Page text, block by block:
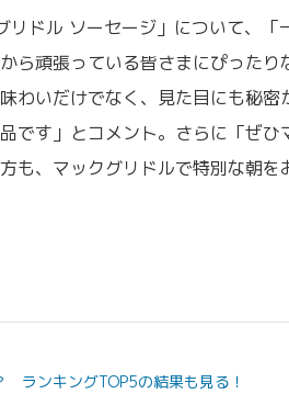
ドル ソーセージ」について、「
ら頑張っている皆さまにぴったり
わいだけでなく、見た目にも秘密
です」とコメント。さらに「ぜひ
も、マックグリドルで特別な朝を
ンキングTOP5の結果も見る！